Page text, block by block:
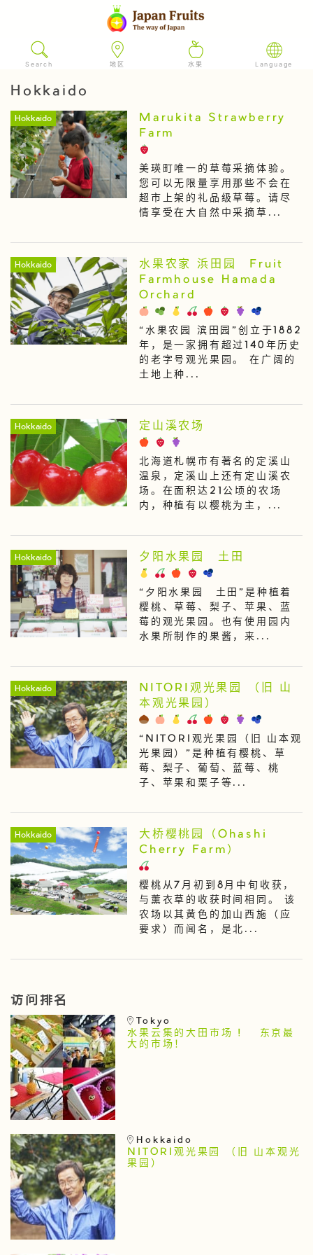
Search 地区 水果 Language
Hokkaido
Hokkaido
Marukita Strawberry
Farm
美瑛町唯一的草莓采摘体验。
您可以无限量享用那些不会在
超市上架的礼品级草莓。请尽
情享受在大自然中采摘草...
Hokkaido
水果农家 浜田园 Fruit
Farmhouse Hamada
Orchard
“水果农园 滨田园”创立于1882
年，是一家拥有超过140年历史
的老字号观光果园。 在广阔的
土地上种...
Hokkaido 定山溪农场
北海道札幌市有著名的定溪山
温泉，定溪山上还有定山溪农
场。在面积达21公顷的农场
内，种植有以樱桃为主，...
Hokkaido 夕阳水果园 土田
“夕阳水果园 土田”是种植着
樱桃、草莓、梨子、苹果、蓝
莓的观光果园。也有使用园内
水果所制作的果酱，来...
Hokkaido
NITORI观光果园 （旧 山
本观光果园）
“NITORI观光果园（旧 山本观
光果园）”是种植有樱桃、草
莓、梨子、葡萄、蓝莓、桃
子、苹果和栗子等...
Hokkaido
大桥樱桃园（Ohashi
Cherry Farm）
樱桃从7月初到8月中旬收获，
与薰衣草的收获时间相同。 该
农场以其黄色的加山西施（应
要求）而闻名，是北...
访问排名
Tokyo
水果云集的大田市场 ! 东京最
大的市场！
Hokkaido
NITORI观光果园 （旧 山本观光
果园）